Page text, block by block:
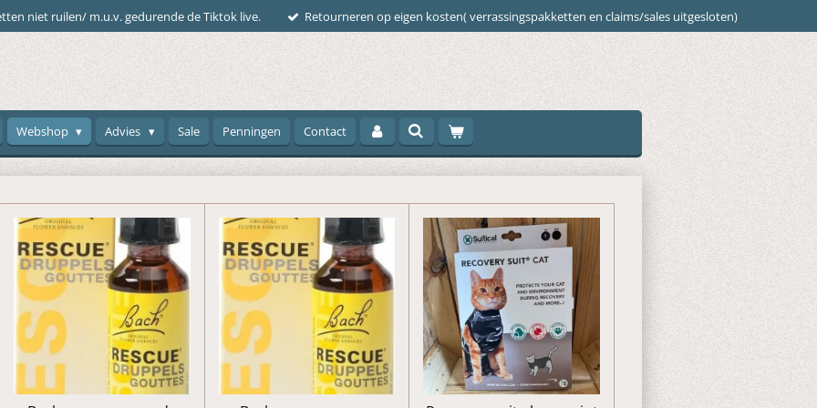
niet ruilen/ m.u.v. gedurende de Tiktok live. Retourneren op eigen kosten( verrassingspakketten en claims/sales uitgesloten)
Webshop Advies Sale Penningen Contact